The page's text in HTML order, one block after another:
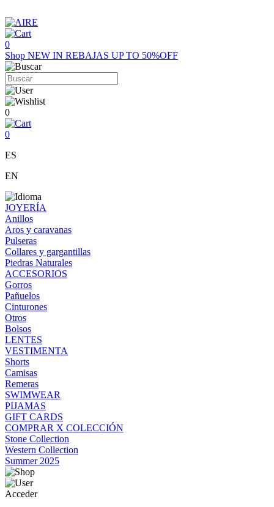
0
Shop NEW IN REBAJAS UP TO 50%OFF
0
0
ES
EN
JOYERÍA
Anillos
Aros y caravanas
Pulseras
Collares y gargantillas
Piedras Naturales
ACCESORIOS
Gorros
Pañuelos
Cinturones
Otros
Bolsos
LENTES
VESTIMENTA
Shorts
Camisas
Remeras
SWIMWEAR
PIJAMAS
GIFT CARDS
COMPRAR X COLECCIÓN
Stone Collection
Western Collection
Summer 2025
Acceder